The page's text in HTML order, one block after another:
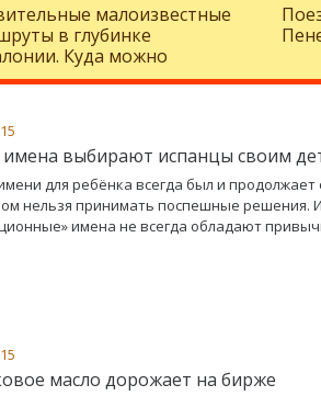
малоизвестные
в глубинке
Куда можно
отдыхая на Коста-
имена выбирают испанцы своим
для ребёнка всегда был и продолжает
нельзя принимать поспешные решения.
имена не всегда обладают
масло дорожает на бирже